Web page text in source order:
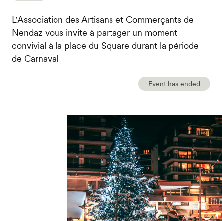
L'Association des Artisans et Commerçants de
Nendaz vous invite à partager un moment
convivial à la place du Square durant la période
de Carnaval
Event has ended